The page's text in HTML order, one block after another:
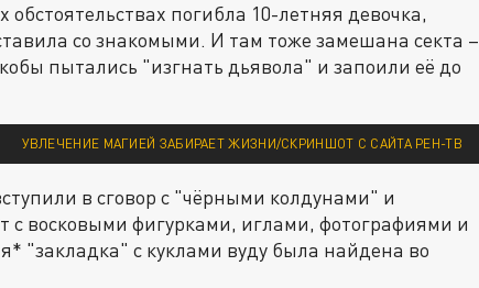
погибла 10-летняя девочка,
со знакомыми. И там тоже замешана секта –
пытались "изгнать дьявола" и запоили её до
УВЛЕЧЕНИЕ МАГИЕЙ ЗАБИРАЕТ ЖИЗНИ/СКРИНШОТ С САЙТА РЕН-ТВ
в сговор с "чёрными колдунами" и
с восковыми фигурками, иглами, фотографиями и
"закладка" с куклами вуду была найдена во